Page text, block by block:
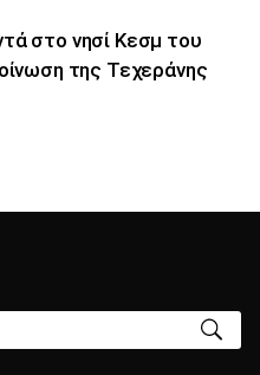
στο νησί Κεσμ του
της Τεχεράνης